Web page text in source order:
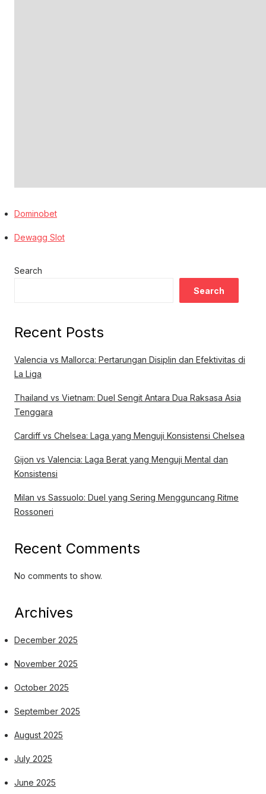
Dominobet
Dewagg Slot
Search
Search
Recent Posts
Valencia vs Mallorca: Pertarungan Disiplin dan Efektivitas di
La Liga
Thailand vs Vietnam: Duel Sengit Antara Dua Raksasa Asia
Tenggara
Cardiff vs Chelsea: Laga yang Menguji Konsistensi Chelsea
Gijon vs Valencia: Laga Berat yang Menguji Mental dan
Konsistensi
Milan vs Sassuolo: Duel yang Sering Mengguncang Ritme
Rossoneri
Recent Comments
No comments to show.
Archives
December 2025
November 2025
October 2025
September 2025
August 2025
July 2025
June 2025